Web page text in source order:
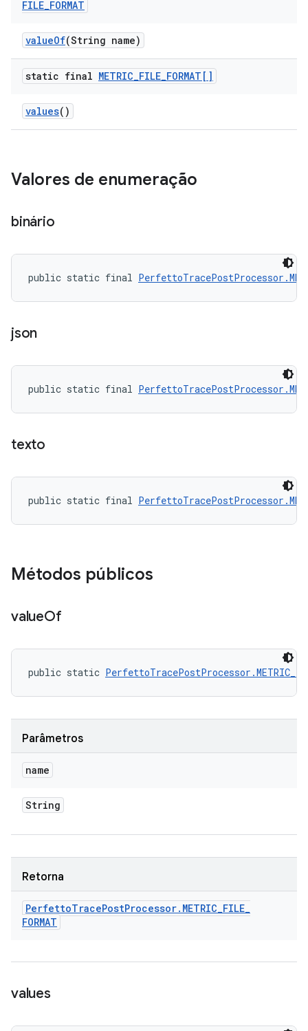
FILE_FORMAT
valueOf(String name)
static final METRIC_FILE_FORMAT[]
values()
Valores de enumeração
binário
public static final
json
public static final
texto
public static final
Métodos públicos
valueOf
public static
Parâmetros
name
String
Retorna
PerfettoTracePostProcessor. METRIC_FILE_
FORMAT
values